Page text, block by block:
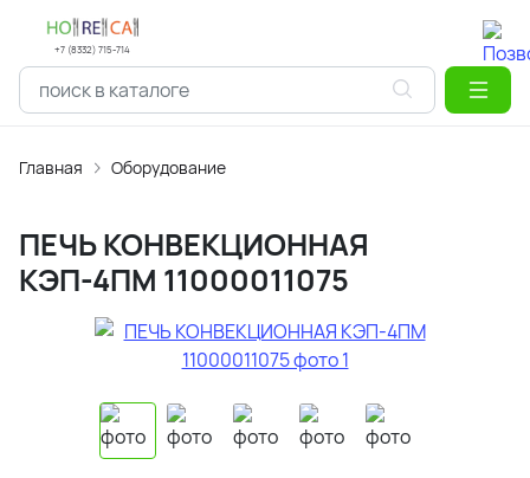
+7 (8332) 715-714
Главная Оборудование
ПЕЧЬ КОНВЕКЦИОННАЯ
КЭП-4ПМ 11000011075